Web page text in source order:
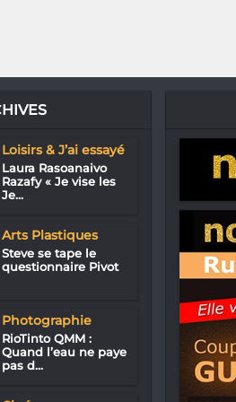
Laura Rasoanaivo
Je...
Arts Plastiques
Steve se tape le
questionnaire Pivot
Photographie
RioTinto QMM :
Quand l’eau ne paye
pas d...
Cinéma
Zaho Zay :
Docufiction atypique